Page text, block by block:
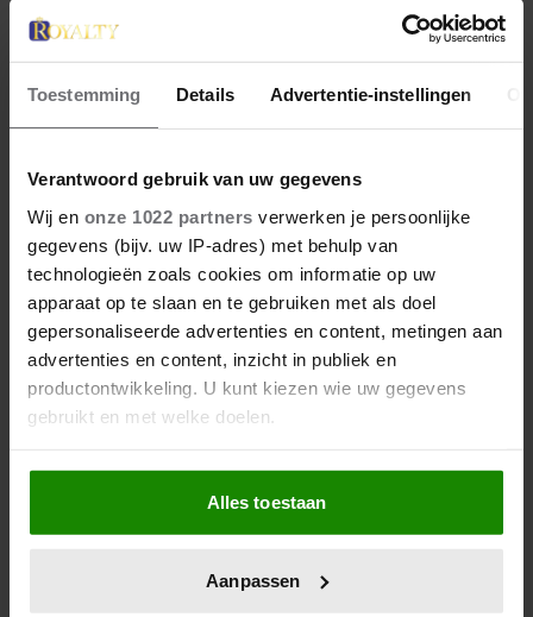
Toestemming Details Advertentie-instellingen
Verantwoord gebruik van uw gegevens
Wij en onze 1022 partners verwerken je persoonlijke
gegevens (bijv. uw IP-adres) met behulp van
technologieën zoals cookies om informatie op uw
apparaat op te slaan en te gebruiken met als doel
gepersonaliseerde advertenties en content, metingen aan
advertenties en content, inzicht in publiek en
productontwikkeling. U kunt kiezen wie uw gegevens
gebruikt en met welke doelen.
Als u het toestaat, willen we ook graag:
Informatie verzamelen over uw geografische
locatie, die tot een paar meter nauwkeurig kan zijn
scannen op specifieke eigenschappen (fingerprinting)
Alles toestaan
Aanpassen
STÉPHANIE NEEMT BABY
FRANÇOIS GEWOON MEE OP
WERKBEZOEK!
Dat deed ze overigens ook al met broer Charles, toen
die nog een baby was. Wat een heerlijke beelden.